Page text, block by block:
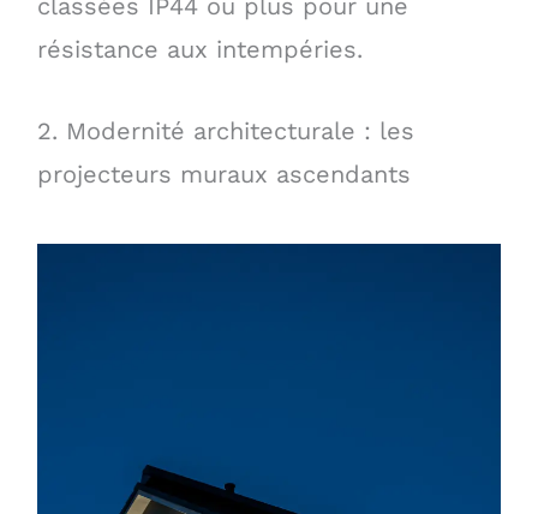
résistance aux intempéries.
2. Modernité architecturale : les
projecteurs muraux ascendants